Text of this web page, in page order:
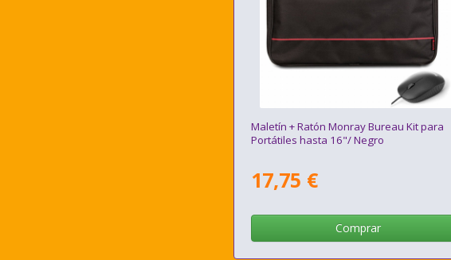
Maletín + Ratón Monray Bureau Kit para
Portátiles hasta 16"/ Negro
17,75 €
Comprar